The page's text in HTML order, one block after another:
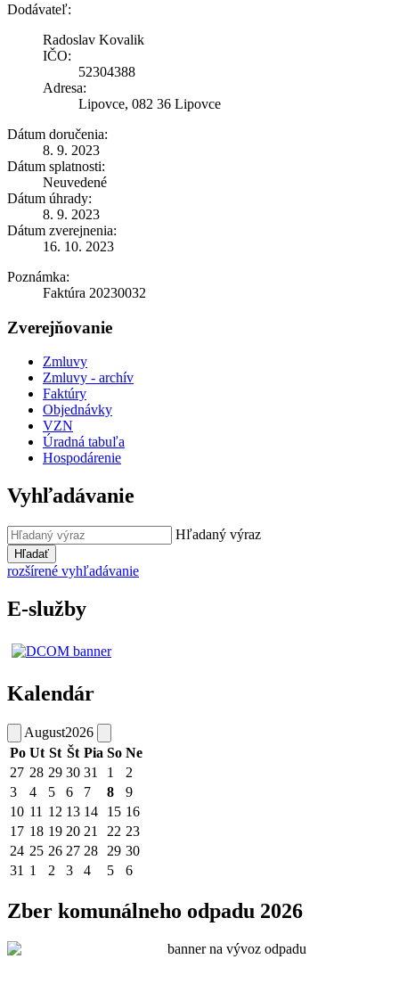
Dodávateľ:
Radoslav Kovalik
IČO:
52304388
Adresa:
Lipovce, 082 36 Lipovce
Dátum doručenia:
8. 9. 2023
Dátum splatnosti:
Neuvedené
Dátum úhrady:
8. 9. 2023
Dátum zverejnenia:
16. 10. 2023
Poznámka:
Faktúra 20230032
Zverejňovanie
Zmluvy
Zmluvy - archív
Faktúry
Objednávky
VZN
Úradná tabuľa
Hospodárenie
Vyhľadávanie
Hľadaný výraz
Hľadať
rozšírené vyhľadávanie
E-služby
Kalendár
August2026
Po Ut St Št Pia So Ne
27 28 29 30 31 1
2
3
4 5 6 7 8
9
10 11 12 13 14 15 16
17 18 19 20 21 22 23
24 25 26 27 28 29 30
31 1 2 3 4 5 6
Zber komunálneho odpadu 2026